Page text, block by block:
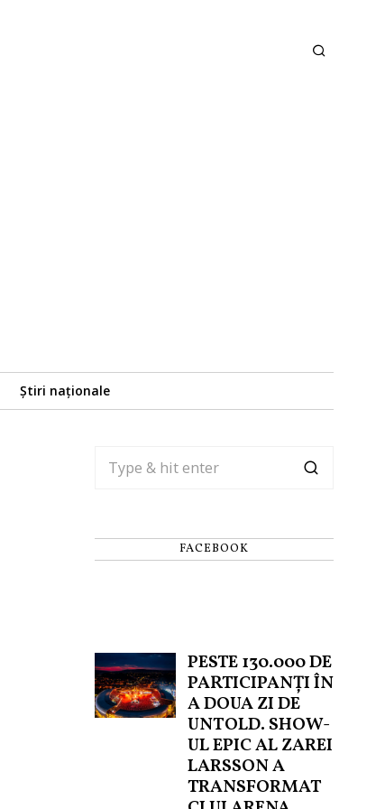
Știri naționale
FACEBOOK
PESTE 130.000 DE
PARTICIPANȚI ÎN
A DOUA ZI DE
UNTOLD. SHOW-
UL EPIC AL ZAREI
LARSSON A
TRANSFORMAT